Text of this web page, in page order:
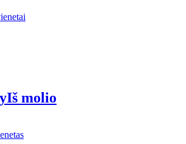
Iš molio